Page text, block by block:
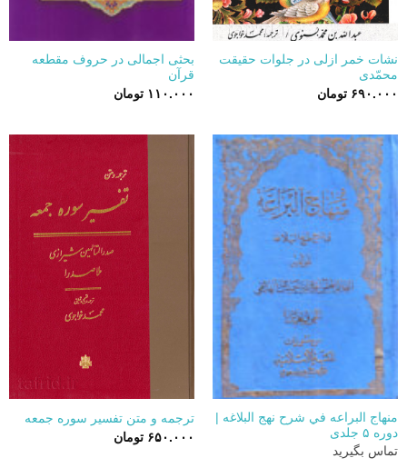
نشات خمر ازلی در جلوات حقیقت
محمّدی
۶۹۰.۰۰۰ تومان
بحثی اجمالی در حروف مقطعه
قرآن
۱۱۰.۰۰۰ تومان
منهاج البراعه في شرح نهج البلاغه |
دوره ۵ جلدی
تماس بگیرید
ترجمه و متن تفسیر سوره جمعه
۶۵۰.۰۰۰ تومان